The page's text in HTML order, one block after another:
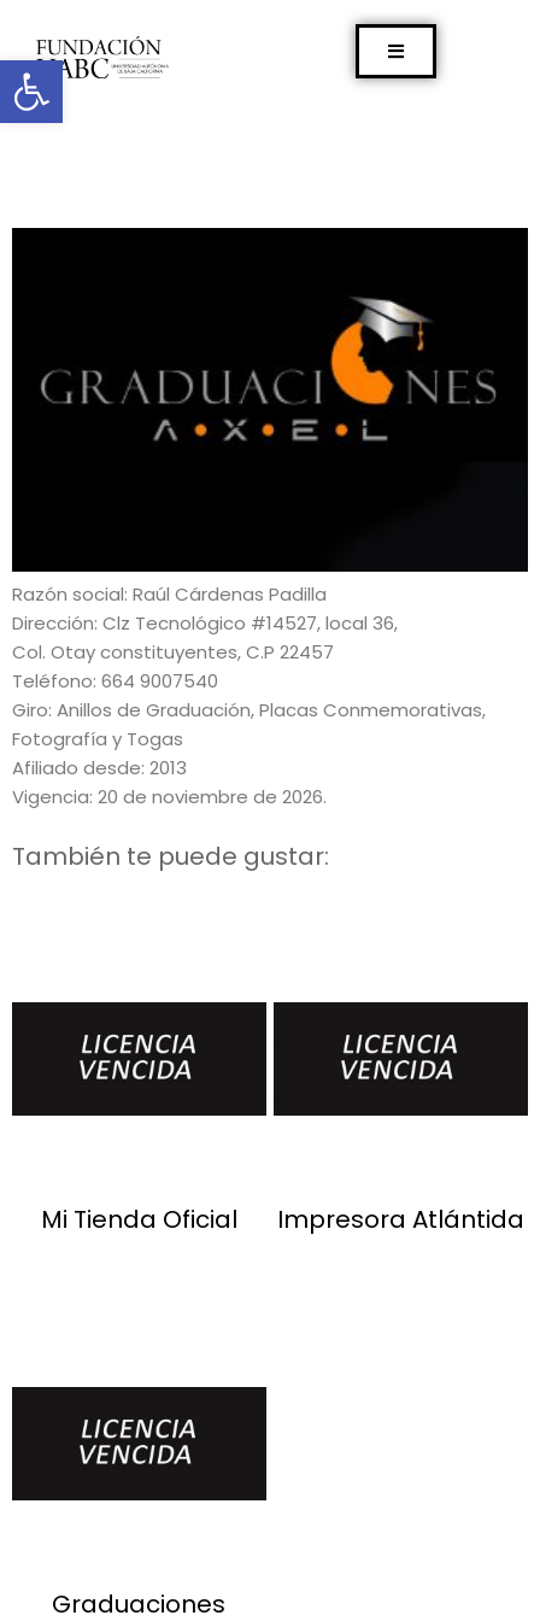
Abrir barra de herramientas
Razón social: Raúl Cárdenas Padilla
Dirección: Clz Tecnológico #14527, local 36,
Col. Otay constituyentes, C.P 22457
Teléfono: 664 9007540
Giro: Anillos de Graduación, Placas Conmemorativas,
Fotografía y Togas
Afiliado desde: 2013
Vigencia: 20 de noviembre de 2026.
También te puede gustar:
Mi Tienda Oficial Impresora Atlántida
Graduaciones